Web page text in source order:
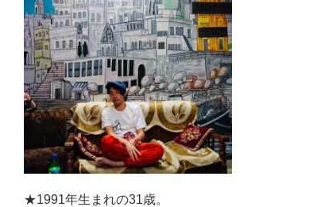
★1991年生まれの31歳。